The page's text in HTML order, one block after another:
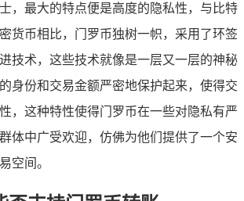
，最大的特点便是高度的隐私性，与比特
货币相比，门罗币独树一帜，采用了环签
技术，这些技术就像是一层又一层的神秘
身份和交易金额严密地保护起来，使得交
，这种特性使得门罗币在一些对隐私有严
体中广受欢迎，仿佛为他们提供了一个安
空间。